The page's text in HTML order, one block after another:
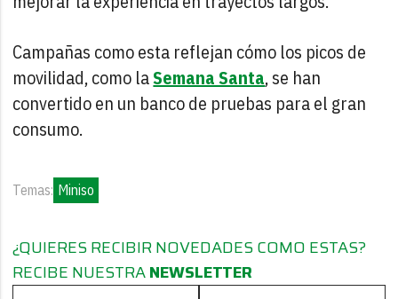
Campañas como esta reflejan cómo los picos de
movilidad, como laSemana Santa, se han
convertido en un banco de pruebas para el gran
consumo.
Temas: Miniso
¿QUIERES RECIBIR NOVEDADES COMO ESTAS?
RECIBE NUESTRANEWSLETTER